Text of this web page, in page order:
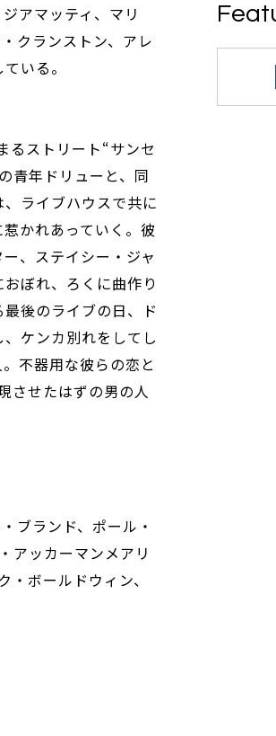
アマッティ、マリ
クランストン、アレ
いる。
るストリート“サンセ
青年ドリューと、同
ライブハウスで共に
かれあっていく。彼
、ステイシー・ジャ
ぼれ、ろくに曲作り
後のライブの日、ド
ケンカ別れをしてし
不器用な彼らの恋と
させたはずの男の人
ブランド、ポール・
アッカーマンメアリ
ボールドウィン、